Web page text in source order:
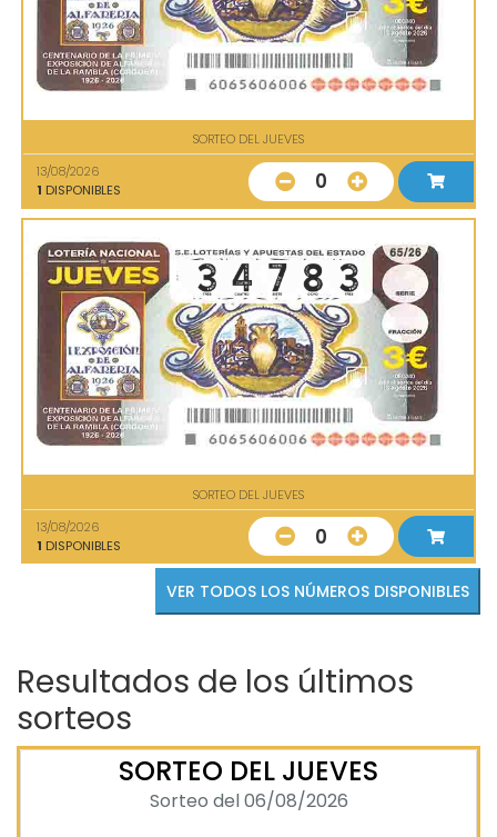
SORTEO DEL JUEVES
13/08/2026
1 DISPONIBLES 0
SORTEO DEL JUEVES
13/08/2026
1 DISPONIBLES 0
VER TODOS LOS NÚMEROS DISPONIBLES
Resultados de los últimos
sorteos
SORTEO DEL JUEVES
Sorteo del 06/08/2026